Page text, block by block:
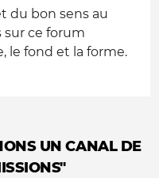
du bon sens au
ce forum
le fond et la forme.
UN CANAL DE